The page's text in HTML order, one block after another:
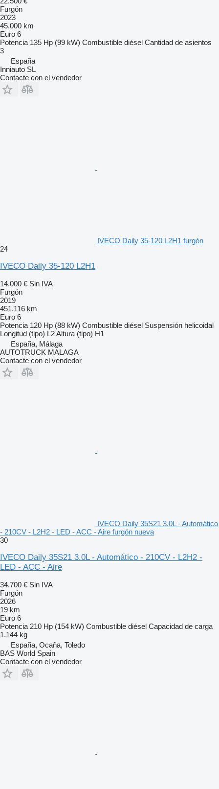
Furgón
2023
45.000 km
Euro 6
Potencia 135 Hp (99 kW) Combustible diésel Cantidad de asientos
3
España
Inniauto SL
Contacte con el vendedor
IVECO Daily 35-120 L2H1 furgón
24
IVECO Daily 35-120 L2H1
14.000 € Sin IVA
Furgón
2019
451.116 km
Euro 6
Potencia 120 Hp (88 kW) Combustible diésel Suspensión helicoidal
Longitud (tipo) L2Altura (tipo) H1
España, Málaga
AUTOTRUCK MALAGA
Contacte con el vendedor
IVECO Daily 35S21 3.0L - Automático
- 210CV - L2H2 - LED - ACC - Aire furgón nueva
30
IVECO Daily 35S21 3.0L - Automático - 210CV - L2H2 -
LED - ACC - Aire
34.700 € Sin IVA
Furgón
2026
19 km
Euro 6
Potencia 210 Hp (154 kW) Combustible diésel Capacidad de carga
1.144 kg
España, Ocaña, Toledo
BAS World Spain
Contacte con el vendedor